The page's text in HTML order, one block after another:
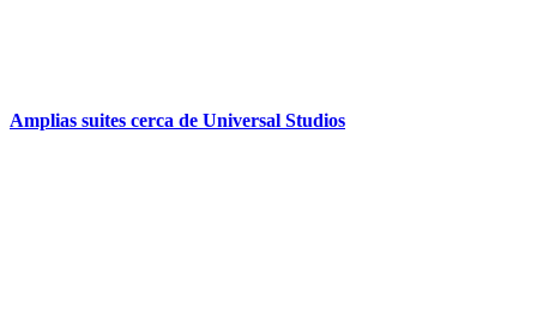
Amplias suites cerca de Universal Studios